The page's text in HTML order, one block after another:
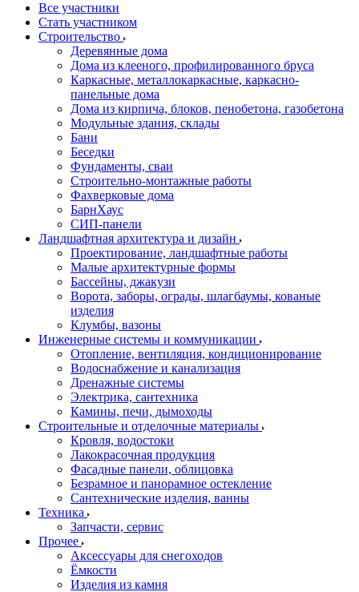
Все участники
Стать участником
Строительство
Деревянные дома
Дома из клееного, профилированного бруса
Каркасные, металлокаркасные, каркасно-
панельные дома
Дома из кирпича, блоков, пенобетона, газобетона
Модульные здания, склады
Бани
Беседки
Фундаменты, сваи
Строительно-монтажные работы
Фахверковые дома
БарнХаус
СИП-панели
Ландшафтная архитектура и дизайн
Проектирование, ландшафтные работы
Малые архитектурные формы
Бассейны, джакузи
Ворота, заборы, ограды, шлагбаумы, кованые
изделия
Клумбы, вазоны
Инженерные системы и коммуникации
Отопление, вентиляция, кондиционирование
Водоснабжение и канализация
Дренажные системы
Электрика, сантехника
Камины, печи, дымоходы
Строительные и отделочные материалы
Кровля, водостоки
Лакокрасочная продукция
Фасадные панели, облицовка
Безрамное и панорамное остекление
Сантехнические изделия, ванны
Техника
Запчасти, сервис
Прочее
Аксессуары для снегоходов
Ёмкости
Изделия из камня